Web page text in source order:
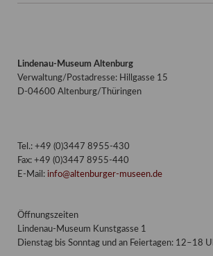
Lindenau-Museum Altenburg
Verwaltung/Postadresse: Hillgasse 15
D-04600 Altenburg/Thüringen
Tel.: +49 (0)3447 8955-430
Fax: +49 (0)3447 8955-440
E-Mail: info@altenburger-museen.de
Öffnungszeiten
Lindenau-Museum Kunstgasse 1
Dienstag bis Sonntag und an Feiertagen: 12–18